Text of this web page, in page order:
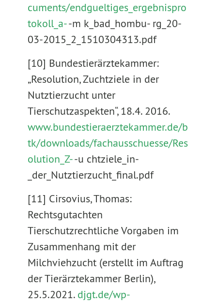
cuments/endgueltiges_ergebnispro
tokoll_a--m k_bad_hombu- rg_20-
03-2015_2_1510304313.pdf
[10] Bundestierärztekammer:
„Resolution, Zuchtziele in der
Nutztierzucht unter
Tierschutzaspekten“, 18.4. 2016.
www.bundestieraerztekammer.de/b
tk/downloads/fachausschuesse/Res
olution_Z--u chtziele_in-
_der_Nutztierzucht_final.pdf
[11] Cirsovius, Thomas:
Rechtsgutachten
Tierschutzrechtliche Vorgaben im
Zusammenhang mit der
Milchviehzucht (erstellt im Auftrag
der Tierärztekammer Berlin),
25.5.2021. djgt.de/wp-